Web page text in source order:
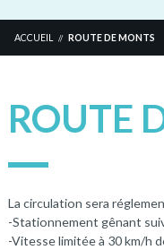
ACCUEIL // ROUTE DE MONTS
ROUTE
La circulation sera
-Stationnement gênant
-Vitesse limitée à 30 km/h